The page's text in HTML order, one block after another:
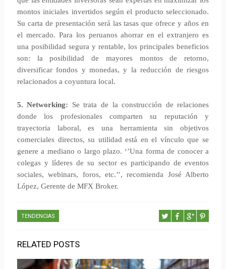
montos iniciales invertidos según el producto seleccionado.
Su carta de presentación será las tasas que ofrece y años en
el mercado. Para los peruanos ahorrar en el extranjero es
una posibilidad segura y rentable, los principales beneficios
son: la posibilidad de mayores montos de retorno,
diversificar fondos y monedas, y la reducción de riesgos
relacionados a coyuntura local.
5. Networking: Se trata de la construcción de relaciones
donde los profesionales comparten su reputación y
trayectoria laboral, es una herramienta sin objetivos
comerciales directos, su utilidad está en el vínculo que se
genere a mediano o largo plazo. ‘’Una forma de conocer a
colegas y líderes de su sector es participando de eventos
sociales, webinars, foros, etc.’’, recomienda José Alberto
López, Gerente de MFX Broker.
TENDENCIAS
RELATED POSTS